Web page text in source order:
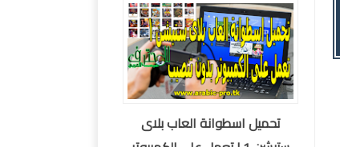
تحميل اسطوانة العاب بلاى